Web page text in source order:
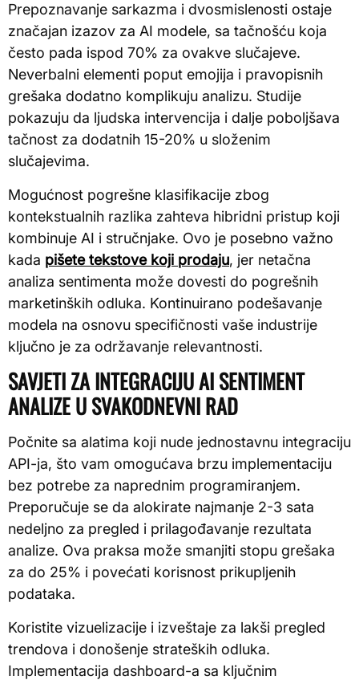
Prepoznavanje sarkazma i dvosmislenosti ostaje
značajan izazov za AI modele, sa tačnošću koja
često pada ispod 70% za ovakve slučajeve.
Neverbalni elementi poput emojija i pravopisnih
grešaka dodatno komplikuju analizu. Studije
pokazuju da ljudska intervencija i dalje poboljšava
tačnost za dodatnih 15-20% u složenim
slučajevima.
Mogućnost pogrešne klasifikacije zbog
kontekstualnih razlika zahteva hibridni pristup koji
kombinuje AI i stručnjake. Ovo je posebno važno
kada pišete tekstove koji prodaju, jer netačna
analiza sentimenta može dovesti do pogrešnih
marketinških odluka. Kontinuirano podešavanje
modela na osnovu specifičnosti vaše industrije
ključno je za održavanje relevantnosti.
SAVJETI ZA INTEGRACIJU AI SENTIMENT
ANALIZE U SVAKODNEVNI RAD
Počnite sa alatima koji nude jednostavnu integraciju
API-ja, što vam omogućava brzu implementaciju
bez potrebe za naprednim programiranjem.
Preporučuje se da alokirate najmanje 2-3 sata
nedeljno za pregled i prilagođavanje rezultata
analize. Ova praksa može smanjiti stopu grešaka
za do 25% i povećati korisnost prikupljenih
podataka.
Koristite vizuelizacije i izveštaje za lakši pregled
trendova i donošenje strateških odluka.
Implementacija dashboard-a sa ključnim